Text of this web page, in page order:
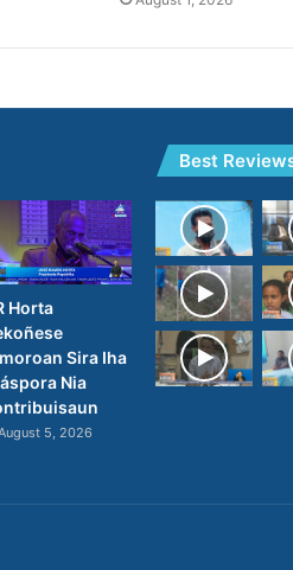
Horta
Sira Iha
Nia
5, 2026
Best